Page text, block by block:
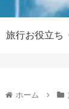
旅行お役立ち
ホーム